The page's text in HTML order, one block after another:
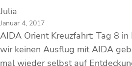
Julia
Januar 4, 2017
AIDA Orient Kreuzfahrt: Tag 8
wir keinen Ausflug mit AIDA
mal wieder selbst auf